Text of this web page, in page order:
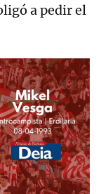
a pedir el